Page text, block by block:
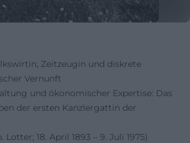
Zeitzeugin und diskrete
Vernunft
und ökonomischer Expertise: Das
der ersten Kanzlergattin der
Lotter; 18. April 1893 – 9. Juli 1975)